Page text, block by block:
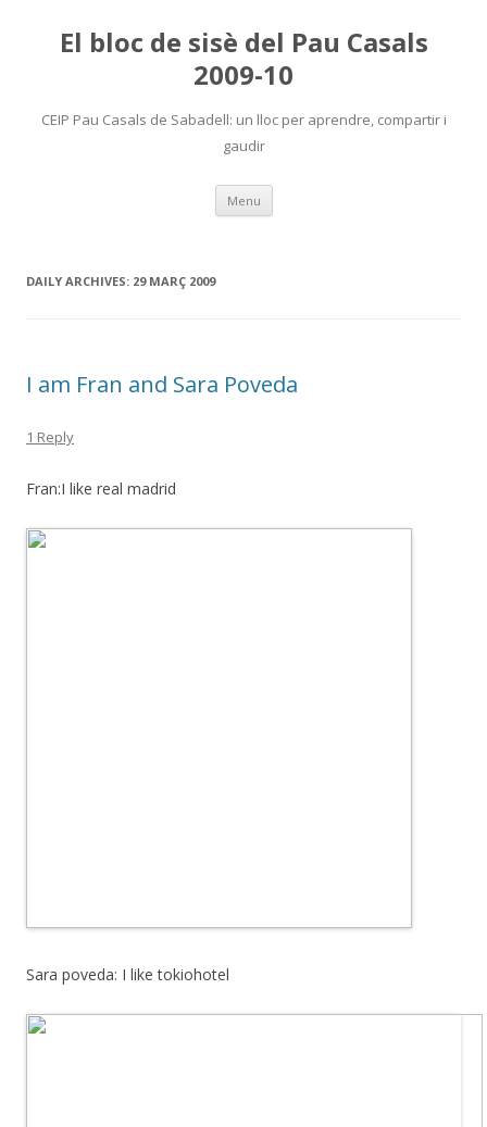
El bloc de sisè del Pau Casals
2009-10
CEIP Pau Casals de Sabadell: un lloc per aprendre, compartir i
gaudir
Menu Skip
content
DAILY ARCHIVES: 29 MARÇ 2009
I am Fran and Sara Poveda
1 Reply
Fran:I like real madrid
Sara poveda: I like tokiohotel